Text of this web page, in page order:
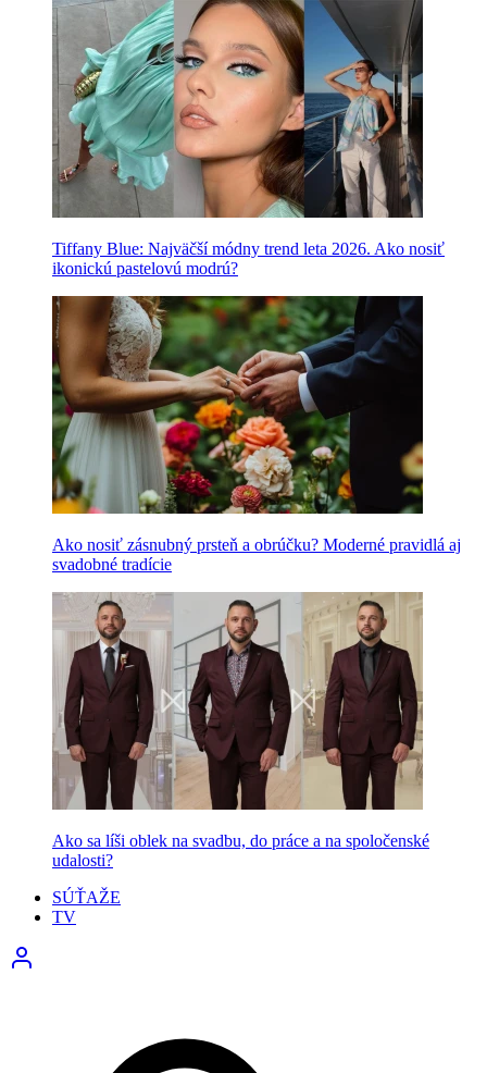
Tiffany Blue: Najväčší módny trend leta 2026. Ako nosiť
ikonickú pastelovú modrú?
Ako nosiť zásnubný prsteň a obrúčku? Moderné pravidlá aj
svadobné tradície
Ako sa líši oblek na svadbu, do práce a na spoločenské
udalosti?
SÚŤAŽE
TV